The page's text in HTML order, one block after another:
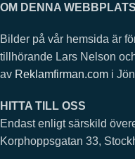
OM DENNA WEBBPLATS
Bilder på vår hemsida är
tillhörande Lars Nelson
av Reklamfirman.com i
HITTA TILL OSS
Endast enligt särskild
Korphoppsgatan 33,